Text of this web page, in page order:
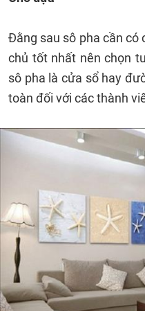
Đằng sau sô pha cần có
chủ tốt nhất nên chọn
sô pha là cửa sổ hay
toàn đối với các thành